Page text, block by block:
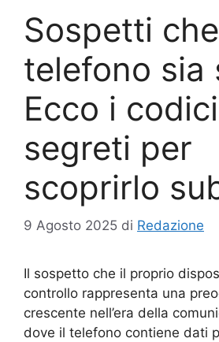
Sospetti
telefono sia
Ecco i codici
segreti per
scoprirlo
9 Agosto 2025 di Redazione
Il sospetto che il proprio
controllo rappresenta una
crescente nell’era della
dove il telefono contiene dati